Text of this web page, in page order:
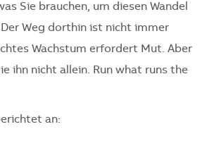
Sie brauchen, um diesen Wandel
Weg dorthin ist nicht immer
Wachstum erfordert Mut. Aber
ihn nicht allein. Run what runs the
an: